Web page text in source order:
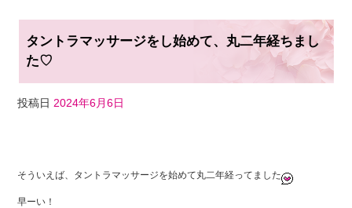
タントラマッサージをし始めて、丸二年経ちまし
た♡
投稿日 2024年6月6日
a
c
wi n
そういえば、タントラマッサージを始めて丸二年経ってました
早ーい！